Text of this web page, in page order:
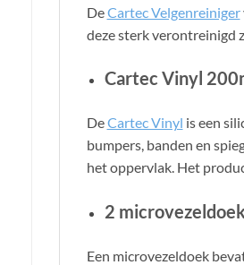
DeCartec Velgenreiniger
deze sterk verontreinigd
Cartec Vinyl
DeCartec Vinyl is een
bumpers, banden en
het oppervlak. Het
2
Een microvezeldoek